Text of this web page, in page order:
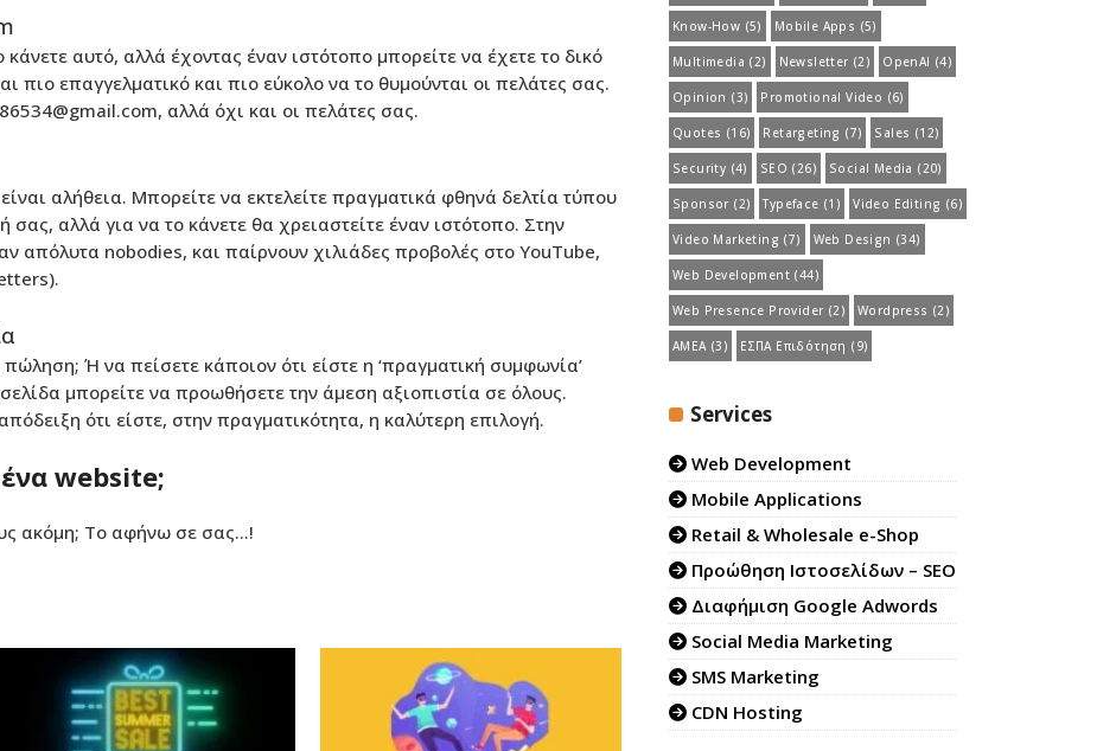
αυτό, αλλά έχοντας έναν ιστότοπο μπορείτε να έχετε το δικό
πιο επαγγελματικό και πιο εύκολο να το θυμούνται οι πελάτες σας.
αλλά όχι και οι πελάτες σας.
αλήθεια. Μπορείτε να εκτελείτε πραγματικά φθηνά δελτία τύπου
αλλά για να το κάνετε θα χρειαστείτε έναν ιστότοπο. Στην
απόλυτα nobodies, και παίρνουν χιλιάδες προβολές στο YouTube,
Ή να πείσετε κάποιον ότι είστε η ‘πραγματική συμφωνία’
μπορείτε να προωθήσετε την άμεση αξιοπιστία σε όλους.
ότι είστε, στην πραγματικότητα, η καλύτερη επιλογή.
website;
ακόμη; Το αφήνω σε σας…!
Know-How (5) Mobile Apps (5)
Multimedia (2) Newsletter (2) OpenAI (4)
Opinion (3) Promotional Video (6)
Quotes (16) Retargeting (7) Sales (12)
Security (4) SEO (26) Social Media (20)
Sponsor (2) Typeface (1) Video Editing (6)
Video Marketing (7) Web Design (34)
Web Development (44)
Web Presence Provider (2) Wordpress (2)
ΑΜΕΑ(3) ΕΣΠΑ Επιδότηση (9)
Services
Web Development
Mobile Applications
Retail & Wholesale e-Shop
Προώθηση Ιστοσελίδων – SEO
Διαφήμιση Google Adwords
Social Media Marketing
SMS Marketing
CDN Hosting